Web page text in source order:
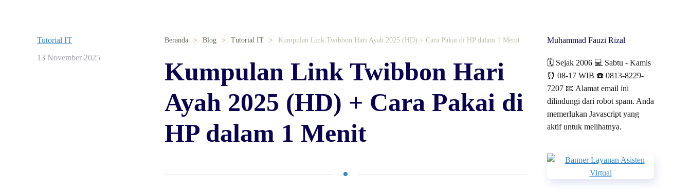
Tutorial IT
13 November 2025
Beranda Blog Tutorial IT Kumpulan Link Twibbon Hari Ayah 2025 (HD) + Cara Pakai di HP dalam 1 Menit
Kumpulan Link Twibbon Hari
Ayah 2025 (HD) + Cara Pakai di
HP dalam 1 Menit
Muhammad Fauzi Rizal
🗓️ Sejak 2006 💻 Sabtu - Kamis
⏰ 08-17 WIB ☎️ 0813-8229-
7207 📧 Alamat email ini
dilindungi dari robot spam. Anda
memerlukan Javascript yang
aktif untuk melihatnya.